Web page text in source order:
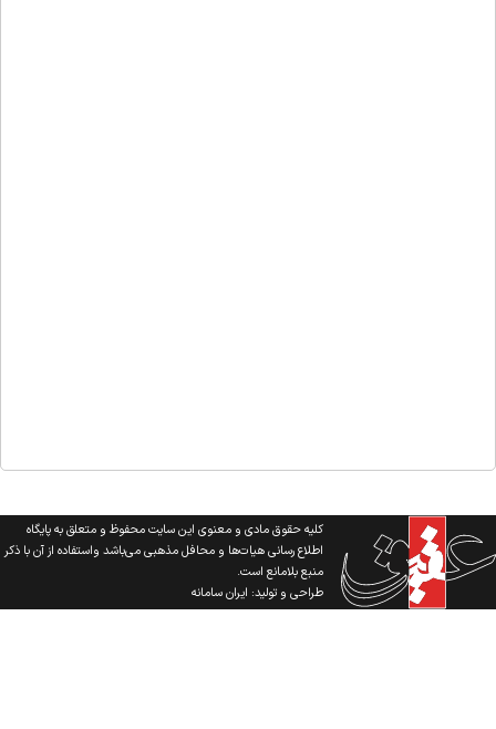
کلیه حقوق مادی و معنوی این سایت محفوظ و متعلق به پایگاه
اطلاع رسانی هیات‌ها و محافل مذهبی می‌باشد واستفاده از آن با ذکر
منبع بلامانع است.
طراحی و تولید:ایران سامانه